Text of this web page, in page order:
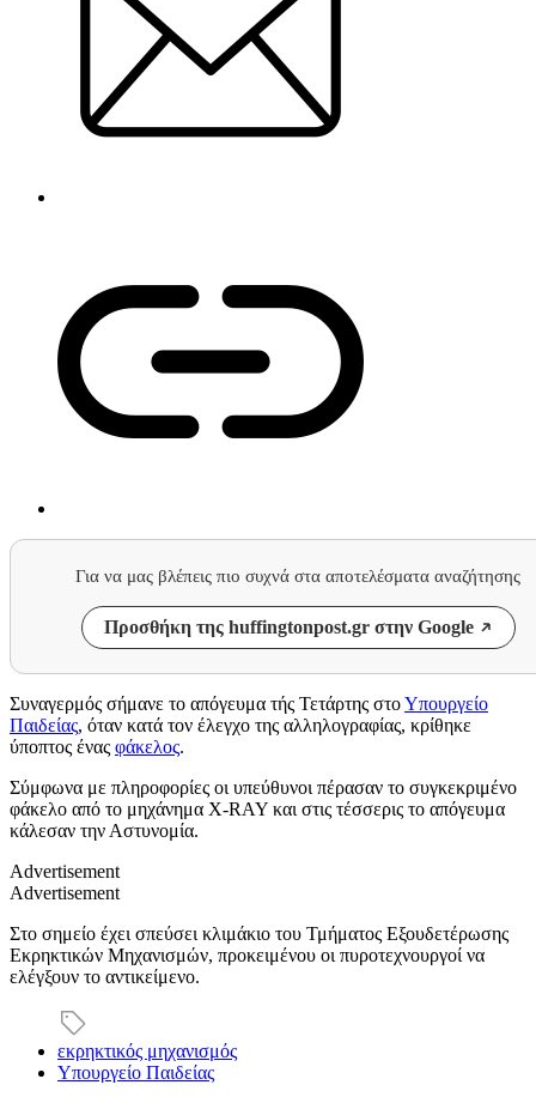
Για να μας βλέπεις πιο συχνά στα αποτελέσματα αναζήτησης
Προσθήκη της huffingtonpost.gr στην Google
Συναγερμός σήμανε το απόγευμα τής Τετάρτης στοΥπουργείο
Παιδείας, όταν κατά τον έλεγχο της αλληλογραφίας, κρίθηκε
ύποπτος ένας φάκελος.
Σύμφωνα με πληροφορίες οι υπεύθυνοι πέρασαν το συγκεκριμένο
φάκελο από το μηχάνημα X-RAY και στις τέσσερις το απόγευμα
κάλεσαν την Αστυνομία.
Advertisement
Advertisement
Στο σημείο έχει σπεύσει κλιμάκιο του Τμήματος Εξουδετέρωσης
Εκρηκτικών Μηχανισμών, προκειμένου οι πυροτεχνουργοί να
ελέγξουν το αντικείμενο.
εκρηκτικός μηχανισμός
Υπουργείο Παιδείας